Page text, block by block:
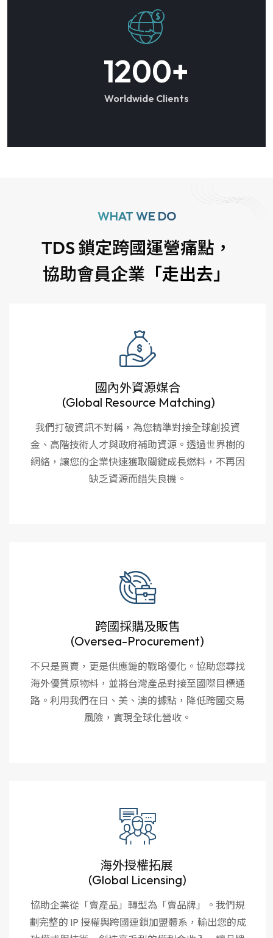
1200+
Worldwide Clients
WHAT WE DO
TDS 鎖定跨國運營痛點，
協助會員企業 「走出去」
國內外資源媒合
(Global Resource Matching)
我們打破資訊不對稱，為您精準對接全球創投資
金、高階技術人才與政府補助資源。透過世界樹的
網絡，讓您的企業快速獲取關鍵成長燃料，不再因
缺乏資源而錯失良機。
跨國採購及販售
(Oversea-Procurement)
不只是買賣，更是供應鏈的戰略優化。協助您尋找
海外優質原物料，並將台灣產品對接至國際目標通
路。利用我們在日、美、澳的據點，降低跨國交易
風險，實現全球化營收。
海外授權拓展
(Global Licensing)
協助企業從「賣產品」轉型為「賣品牌」。我們規
劃完整的 IP 授權與跨國連鎖加盟體系，輸出您的成